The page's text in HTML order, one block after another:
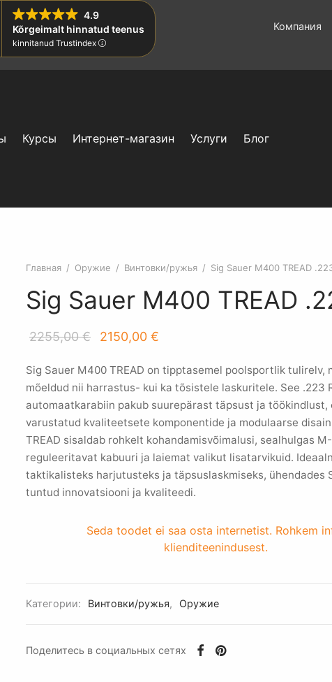
4.9
Kõrgeimalt hinnatud teenus
kinnitanud Trustindex
Компания
Курсы Интернет-магазин Услуги Блог
Главная / Оружие / Винтовки/ружья / Sig Sauer M400 TREAD
Sig Sauer M400 TREAD
2255,00€
Первоначальная
составляла
2255,00 €.
2150,00 €
2150,00 €.
Sig Sauer M400 TREAD on tipptasemel poolsportlik tulirelv,
mõeldud nii harrastus- kui ka tõsistele laskuritele. See .223
automaatkarabiin pakub suurepärast täpsust ja töökindlust,
varustatud kvaliteetsete komponentide ja modulaarse
TREAD sisaldab rohkelt kohandamisvõimalusi, sealhulgas
reguleeritavat kabuuri ja laiemat valikut lisatarvikuid.
taktikalisteks harjutusteks ja täpsuslaskmiseks, ühendades
tuntud innovatsiooni ja kvaliteedi.
Seda toodet ei saa osta internetist. Rohkem
klienditeenindusest.
Категории: Винтовки/ружья, Оружие
Поделитесь в социальных сетях